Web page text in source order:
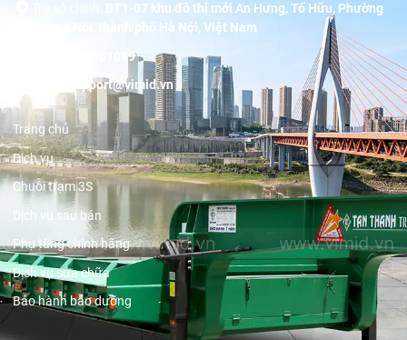
BT1-07 khu đô thị mới An Hưng, Tố Hữu, Phường
Dương Nội, thành phố Hà Nội, Việt Nam
19001089
support@vimid.vn
Trang chủ
Dịch vụ
Chuỗi trạm 3S
Dịch vụ sau bán
Phụ tùng chính hãng
Dịch vụ sửa chữa
Bảo hành bảo dưỡng